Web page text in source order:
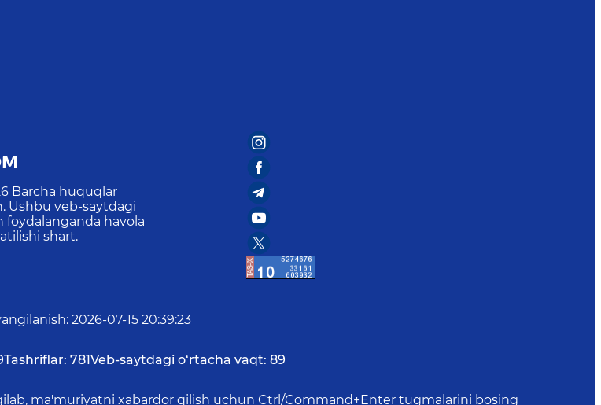
Barcha huquqlar
Ushbu veb-saytdagi
foydalanganda havola
shart.
: 2026-07-15 20:39:23
Tashriflar: 781Veb-saytdagi o‘rtacha vaqt: 89
ma'muriyatni xabardor qilish uchun Ctrl/Command+Enter tugmalarini bosing